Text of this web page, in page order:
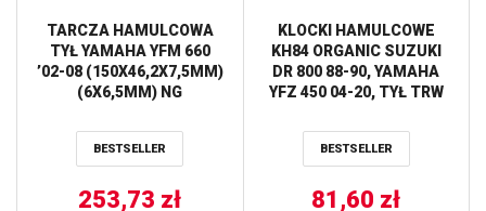
TARCZA HAMULCOWA
TYŁ YAMAHA YFM 660
’02-08 (150X46,2X7,5MM)
(6X6,5MM) NG
BESTSELLER
253,73 zł
KLOCKI HAMULCOWE
KH84 ORGANIC SUZUKI
DR 800 88-90, YAMAHA
YFZ 450 04-20, TYŁ TRW
BESTSELLER
81,60 zł